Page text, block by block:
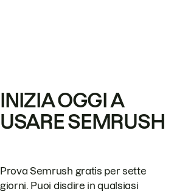
INIZIA OGGI A
USARE SEMRUSH
Prova Semrush gratis per sette
giorni. Puoi disdire in qualsiasi